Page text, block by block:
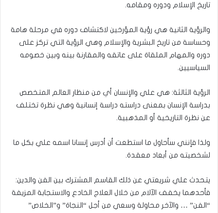
تاريخ الإسلام ودوره ومقامه.
والرؤية الثانية هي رؤية المؤرخين لاكتشاف دوره في مرحلة هامة
وحساسة من تاريخ البشرية والإسلام وهي الرؤية التي تركز على
دوره والمهام الملقاة على عاتقه والمقارنة بينه وبين خصومه
السياسيين.
الرؤية الثالثة: هي علي والإنسان أي من منظار العالم المتخصص
بدراسة الإنسان بمعنى دراسته دراسة إنسانية وهي نظرة تختلف
عن نظرة التاريخية أو المذهبية.
ولذا فإنني سأحاول ما استطعت أن أدرس إنسانا اسمه علي بكل ما
لشخصيته من أبعاد معقدة.
يتحدث علي شريعتي عن ذلك القاسم المشترك بين الفن والدين:
فأحدهما يخفف الآلام من خلال العلاج الخادع والاستجابة المزيفة
“الفن” … والآخر محاولة وسعي من أجل “النجاة” و”الخلاص”